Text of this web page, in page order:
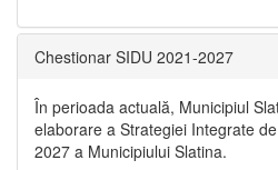
Chestionar SIDU 2021-2027
În perioada actuală, Municipiul
elaborare a Strategiei Integrate
2027 a Municipiului Slatina.